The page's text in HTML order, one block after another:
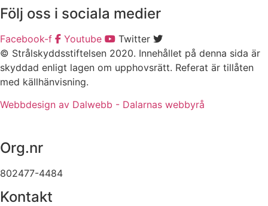
Följ oss i sociala medier
Facebook-f Youtube
Twitter
© Strålskyddsstiftelsen 2020. Innehållet på denna sida är
skyddad enligt lagen om upphovsrätt. Referat är tillåten
med källhänvisning.
Webbdesign av Dalwebb - Dalarnas webbyrå
Org.nr
802477-4484
Kontakt